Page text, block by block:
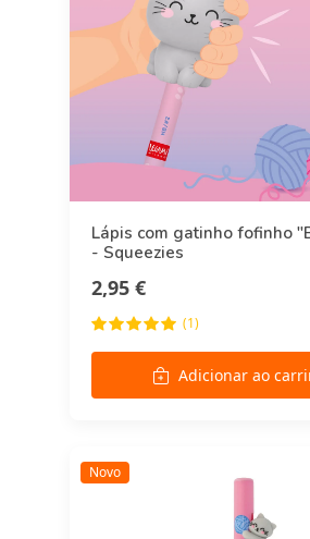
Lápis com gatinho fofinho
- Squeezies
2,95 €
(1)
Adicionar ao
Novo